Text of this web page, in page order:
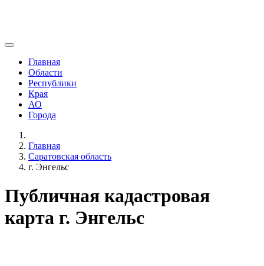
Главная
Области
Республики
Края
АО
Города
Главная
Саратовская область
г. Энгельс
Публичная кадастровая
карта г. Энгельс